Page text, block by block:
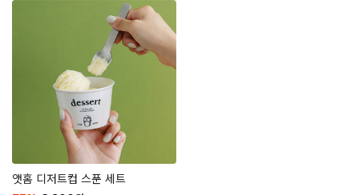
앳홈 디저트컵 스푼 세트